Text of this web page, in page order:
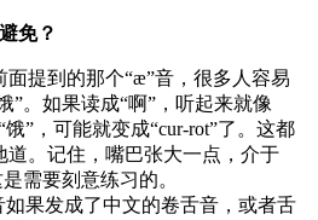
免？
面提到的那个“æ”音，很多人容易
”。如果读成“啊”，听起来就像
饿”，可能就变成“cur-rot”了。这都
道。记住，嘴巴张大一点，介于
需要刻意练习的。
如果发成了中文的卷舌音，或者舌